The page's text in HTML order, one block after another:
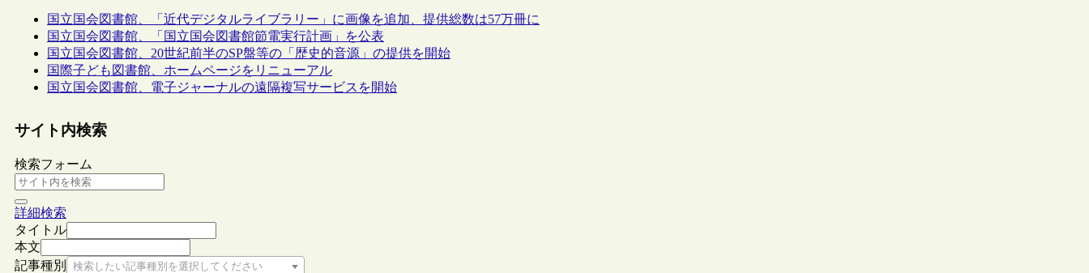
国立国会図書館、「近代デジタルライブラリー」に画像を追加、提供総数は57万冊に
国立国会図書館、「国立国会図書館節電実行計画」を公表
国立国会図書館、20世紀前半のSP盤等の「歴史的音源」の提供を開始
国際子ども図書館、ホームページをリニューアル
国立国会図書館、電子ジャーナルの遠隔複写サービスを開始
サイト内検索
検索フォーム
詳細検索
タイトル
本文
記事種別
検索したい記事種別を選択してください